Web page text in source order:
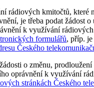
rádiových kmitočtů, které
je třeba podat žádost o
k využívání
formulářů, příp. je
Českého
o změnu,
oprávnění k využívání
stránkách Českého